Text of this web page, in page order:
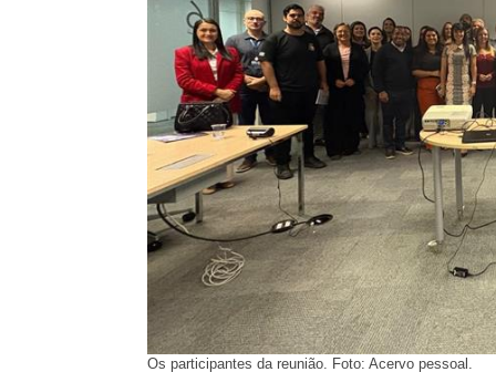
Os participantes da reunião. Foto: Acervo pessoal.